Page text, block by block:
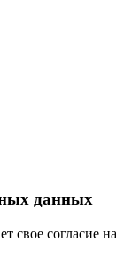
данных
свое согласие на